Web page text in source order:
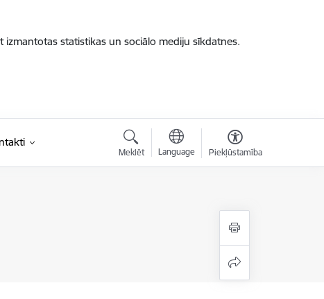
statistikas un sociālo mediju sīkdatnes.
Meklēt Language Piekļūstamība